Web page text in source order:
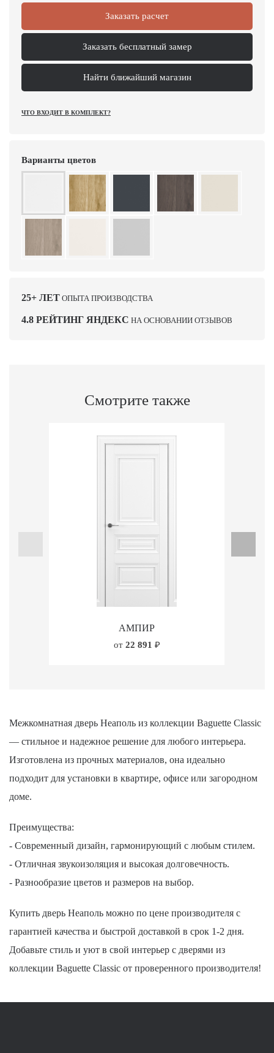
Заказать расчет
Заказать бесплатный замер
Найти ближайший магазин
ЧТО ВХОДИТ В КОМПЛЕКТ?
Варианты цветов
25+ ЛЕТ ОПЫТА ПРОИЗВОДСТВА
4.8 РЕЙТИНГ ЯНДЕКС НА ОСНОВАНИИ ОТЗЫВОВ
Смотрите также
АМПИР
от 22 891 ₽
Межкомнатная дверь Неаполь из коллекции Baguette Classic
— стильное и надежное решение для любого интерьера.
Изготовлена из прочных материалов, она идеально
подходит для установки в квартире, офисе или загородном
доме.
Преимущества:
- Современный дизайн, гармонирующий с любым стилем.
- Отличная звукоизоляция и высокая долговечность.
- Разнообразие цветов и размеров на выбор.
Купить дверь Неаполь можно по цене производителя с
гарантией качества и быстрой доставкой в срок 1-2 дня.
Добавьте стиль и уют в свой интерьер с дверями из
коллекции Baguette Classic от проверенного производителя!